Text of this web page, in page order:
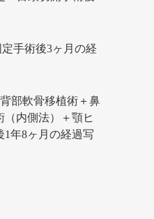
手術後3ヶ月の経
部軟骨移植術＋鼻
（内側法）＋顎ヒ
1年8ヶ月の経過写